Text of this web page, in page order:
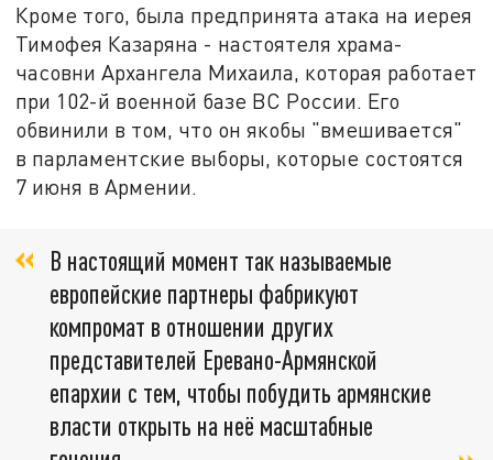
Кроме того, была предпринята атака на иерея
Тимофея Казаряна - настоятеля храма-
часовни Архангела Михаила, которая работает
при 102-й военной базе ВС России. Его
обвинили в том, что он якобы "вмешивается"
в парламентские выборы, которые состоятся
7 июня в Армении.
В настоящий момент так называемые
европейские партнеры фабрикуют
компромат в отношении других
представителей Еревано-Армянской
епархии с тем, чтобы побудить армянские
власти открыть на неё масштабные